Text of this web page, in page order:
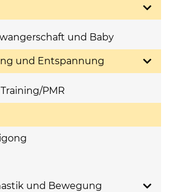
und Baby
und Entspannung
PMR
und Bewegung